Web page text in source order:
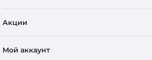
Акции
Мой аккаунт